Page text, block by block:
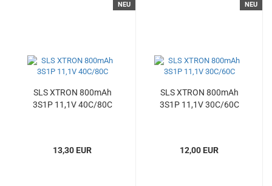
NEU
SLS XTRON 800mAh
3S1P 11,1V 40C/80C
13,30 EUR
NEU
SLS XTRON 800mAh
3S1P 11,1V 30C/60C
12,00 EUR